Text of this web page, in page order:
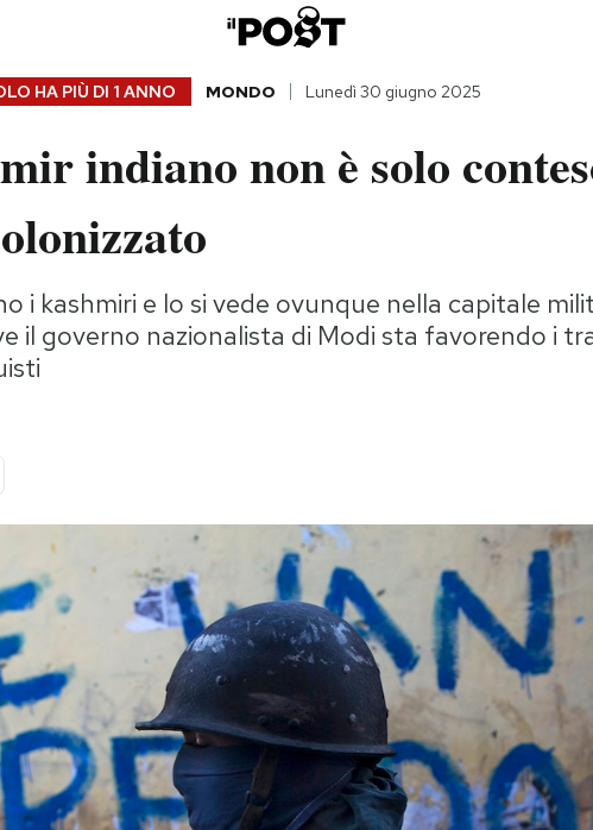
HA PIÙ DI 1 ANNO MONDO Lunedì 30 giugno 2025
indiano non è solo
i kashmiri e lo si vede ovunque nella capitale
il governo nazionalista di Modi sta favorendo i